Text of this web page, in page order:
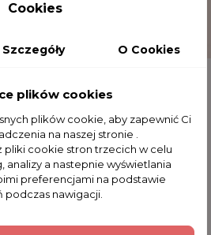
Cookies
Szczegóły O Cookies
plików cookies
plików cookie, aby zapewnić Ci
na naszej stronie .
pliki cookie stron trzecich w celu
analizy a nastepnie wyświetlania
preferencjami na podstawie
podczas nawigacji.